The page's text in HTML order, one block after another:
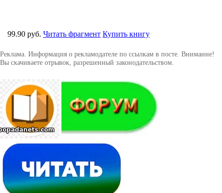
99.90 руб. Читать фрагмент Купить книгу
Реклама. Информация о рекламодателе по ссылкам в посте. Внимание!
Вы скачиваете отрывок, разрешенный законодательством.